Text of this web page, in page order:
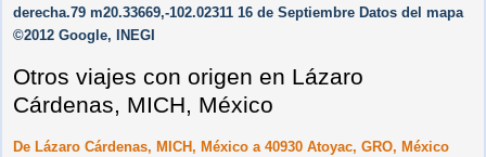
derecha.79 m20.33669,-102.02311 16 de Septiembre Datos del mapa
©2012 Google, INEGI
Otros viajes con origen en Lázaro
Cárdenas, MICH, México
De Lázaro Cárdenas, MICH, México a 40930 Atoyac, GRO, México